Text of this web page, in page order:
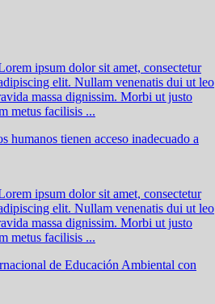
ipsum dolor sit amet, consectetur
elit. Nullam venenatis dui ut leo
massa dignissim. Morbi ut justo
metus facilisis ...
humanos tienen acceso inadecuado a
ipsum dolor sit amet, consectetur
elit. Nullam venenatis dui ut leo
massa dignissim. Morbi ut justo
metus facilisis ...
de Educación Ambiental con